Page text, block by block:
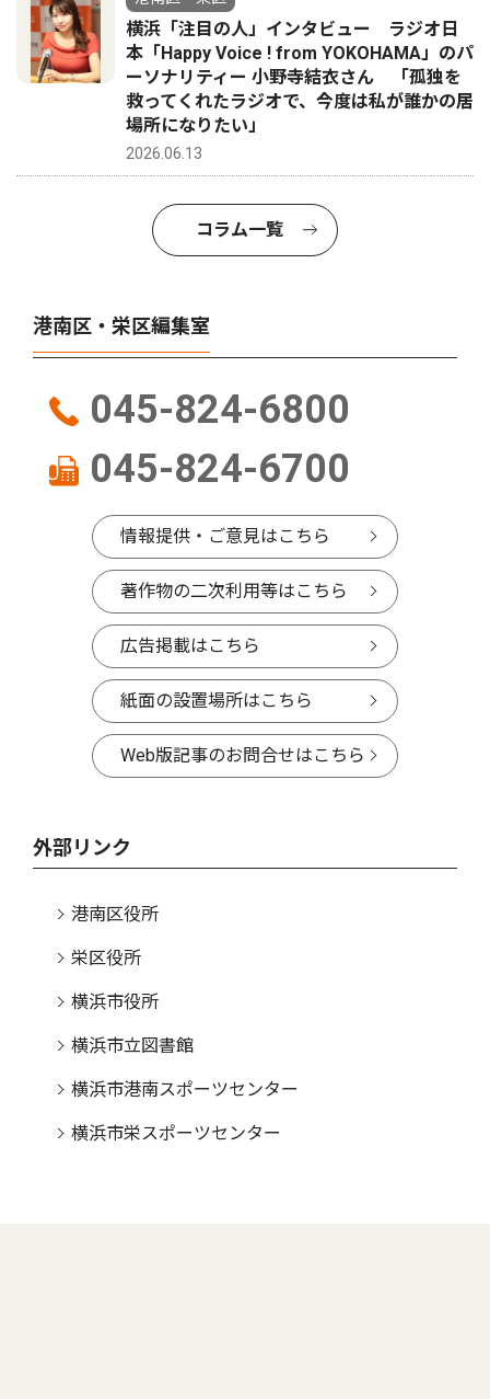
横浜「注目の人」インタビュー ラジオ日
本「Happy Voice ! from YOKOHAMA」のパ
ーソナリティー 小野寺結衣さん 「孤独を
救ってくれたラジオで、今度は私が誰かの居
場所になりたい」
2026.06.13
コラム一覧
港南区・栄区編集室
045-824-6800
045-824-6700
情報提供・ご意見はこちら
著作物の二次利用等はこちら
広告掲載はこちら
紙面の設置場所はこちら
Web版記事のお問合せはこちら
外部リンク
港南区役所
栄区役所
横浜市役所
横浜市立図書館
横浜市港南スポーツセンター
横浜市栄スポーツセンター